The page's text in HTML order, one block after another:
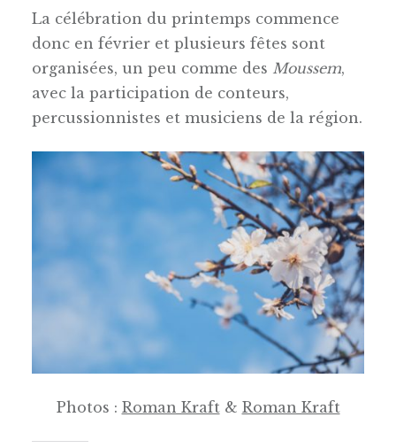
La célébration du printemps commence
donc en février et plusieurs fêtes sont
organisées, un peu comme des Moussem,
avec la participation de conteurs,
percussionnistes et musiciens de la région.
Photos : Roman Kraft& Roman Kraft